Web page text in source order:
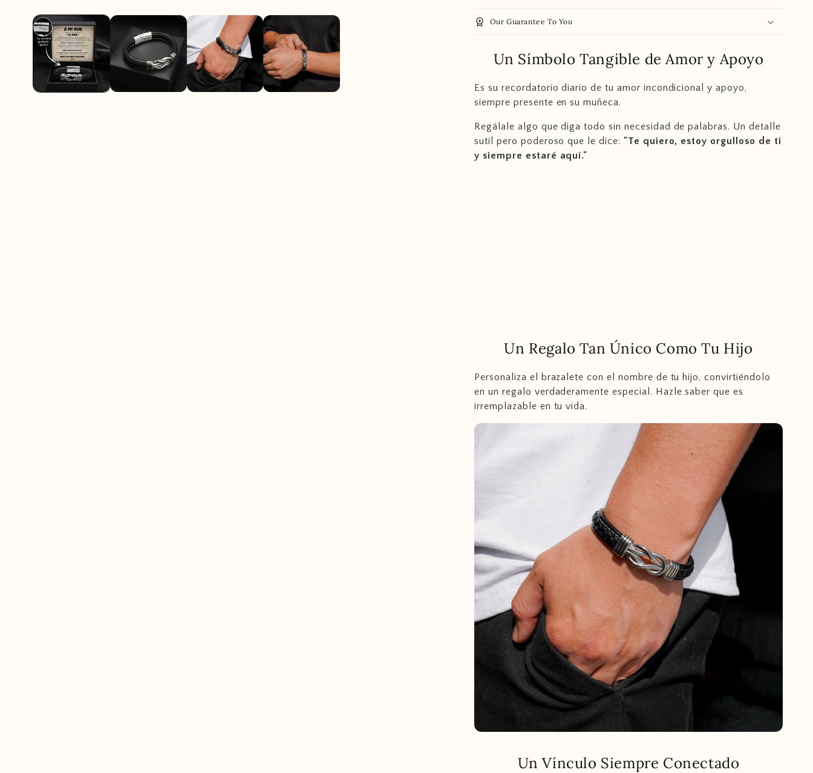
workspace_premium Our Guarantee To You
Un Símbolo Tangible de Amor y Apoyo
Es su recordatorio diario de tu amor incondicional y apoyo,
siempre presente en su muñeca.
Regálale algo que diga todo sin necesidad de palabras. Un detalle
sutil pero poderoso que le dice: "Te quiero, estoy orgulloso de ti
y siempre estaré aquí."
Un Regalo Tan Único Como Tu Hijo
Personaliza el brazalete con el nombre de tu hijo, convirtiéndolo
en un regalo verdaderamente especial. Hazle saber que es
irremplazable en tu vida.
Un Vínculo Siempre Conectado